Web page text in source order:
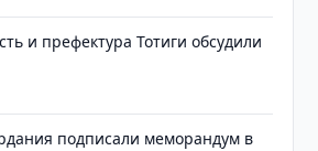
и префектура Тотиги обсудили
подписали меморандум в